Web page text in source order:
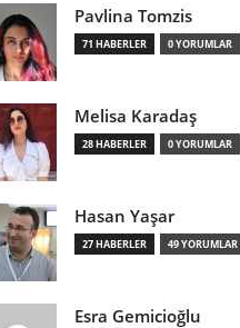
Pavlina Tomzis
71 HABERLER 0 YORUMLAR
Melisa Karadaş
28 HABERLER 0 YORUMLAR
Hasan Yaşar
27 HABERLER 49 YORUMLAR
Esra Gemicioğlu